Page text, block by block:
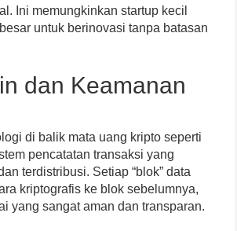
Ini memungkinkan startup kecil
untuk berinovasi tanpa batasan
dan Keamanan
di balik mata uang kripto seperti
pencatatan transaksi yang
terdistribusi. Setiap “blok” data
kriptografis ke blok sebelumnya,
yang sangat aman dan transparan.